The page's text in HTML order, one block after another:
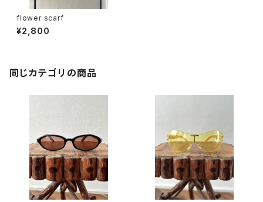
flower scarf
¥2,800
同じカテゴリの商品